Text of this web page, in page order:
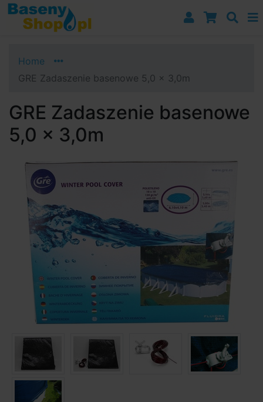
Przejdź do nawigacji
Przejdź do treści
Przejdź do paska bocznego
Home
GRE Zadaszenie basenowe 5,0 x 3,0m
GRE Zadaszenie basenowe
5,0 x 3,0m